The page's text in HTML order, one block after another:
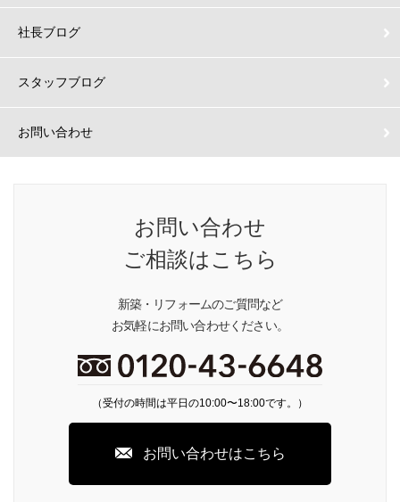
社長ブログ
スタッフブログ
お問い合わせ
お問い合わせ
ご相談はこちら
新築・リフォームのご質問など
お気軽にお問い合わせください。
（受付の時間は平日の10:00〜18:00です。）
お問い合わせはこちら